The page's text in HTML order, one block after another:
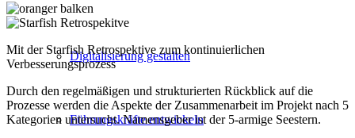
Digitalisierung gestalten
Führungskräfte entwickeln
Mit der Starfish Retrospektive zum kontinuierlichen
Verbesserungsprozess
Durch den regelmäßigen und strukturierten Rückblick auf die
Prozesse werden die Aspekte der Zusammenarbeit im Projekt nach 5
Kategorien untersucht. Namensgeber ist der 5-armige Seestern.